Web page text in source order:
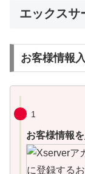
エックスサ
お客様情報
1
お客様情報